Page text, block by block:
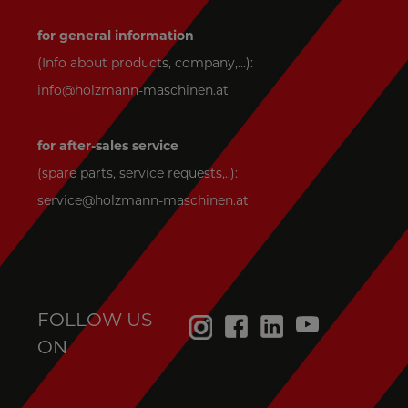
for general information
(Info about products, company,...):
info@holzmann-maschinen.at
for after-sales service
(spare parts, service requests,..):
service@holzmann-maschinen.at
FOLLOW US
ON